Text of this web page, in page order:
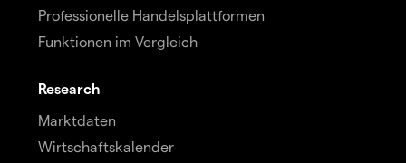
Professionelle Handelsplattformen
Funktionen im Vergleich
Research
Marktdaten
Wirtschaftskalender